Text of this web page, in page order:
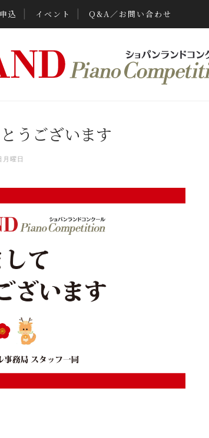
込 イベント Q&A／お問い合わせ
うございます
月曜日